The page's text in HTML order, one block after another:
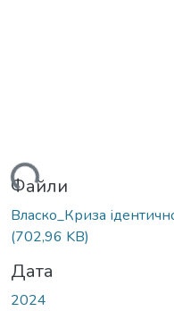
Файли
Власко_Криза
(702,96 KB)
Дата
2024